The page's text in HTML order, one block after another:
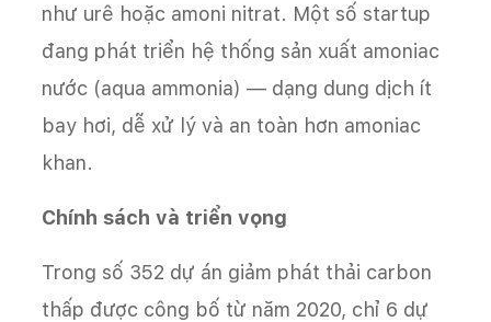
như urê hoặc amoni nitrat. Một số startup
đang phát triển hệ thống sản xuất amoniac
nước (aqua ammonia) — dạng dung dịch ít
bay hơi, dễ xử lý và an toàn hơn amoniac
khan.
Chính sách và triển vọng
Trong số 352 dự án giảm phát thải carbon
thấp được công bố từ năm 2020, chỉ 6 dự